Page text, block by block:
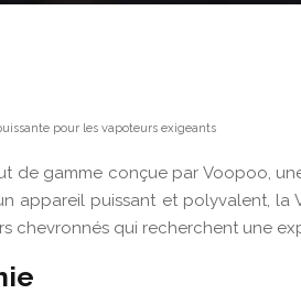
pour les vapoteurs exigeants
de gamme conçue par Voopoo,
appareil puissant et polyvalent,
chevronnés qui recherchent une